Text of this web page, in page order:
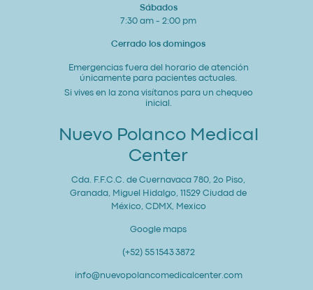
Sábados
7:30 am - 2:00 pm
Cerrado los domingos
Emergencias fuera del horario de atención
únicamente para pacientes actuales.
Si vives en la zona visítanos para un chequeo
inicial.
Nuevo Polanco Medical
Center
Cda. F.F.C.C. de Cuernavaca 780, 2o Piso,
Granada, Miguel Hidalgo, 11529 Ciudad de
México, CDMX, Mexico
Google maps
(+52) 55 1543 3872
info@nuevopolancomedicalcenter.com